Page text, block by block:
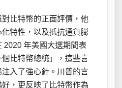
比特幣的正面評價，他
特性，以及抵抗通貨膨
2020 年美國大選期間表
比特幣總統」，這些言
入了強心針。川普的言
，更反映了比特幣作為